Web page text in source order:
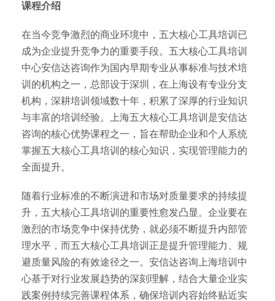
课程介绍
在当今竞争激烈的商业环境中，五大核心工具培训已
成为企业提升竞争力的重要手段。五大核心工具培训
中心安信达咨询作为国内早期专业从事标准与技术培
训的机构之一，总部设于深圳，在上海设有专业分支
机构，深耕培训领域数十年，积累了深厚的行业知识
与丰富的培训经验。上海五大核心工具培训是安信达
咨询的核心优势课程之一，旨在帮助企业和个人系统
掌握五大核心工具培训的核心知识，实现管理能力的
全面提升。
随着行业标准的不断演进和市场对质量要求的持续提
升，五大核心工具培训的重要性愈发凸显。企业要在
激烈的市场竞争中保持优势，就必须不断提升内部管
理水平，而五大核心工具培训正是提升管理能力、规
避质量风险的有效途径之一。安信达咨询上海培训中
心基于对行业发展趋势的深刻理解，结合大量企业实
践案例持续完善课程体系，确保培训内容始终贴近实